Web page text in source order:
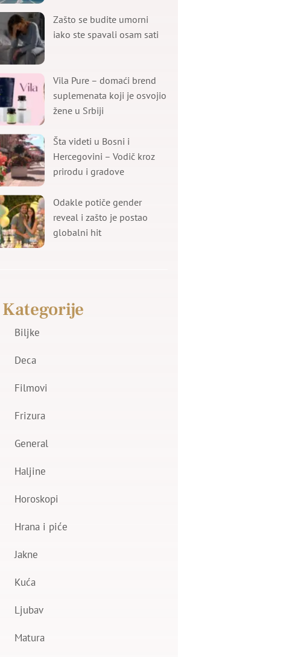
Zašto se budite umorni
iako ste spavali osam sati
Vila Pure – domaći brend
suplemenata koji je osvojio
žene u Srbiji
Šta videti u Bosni i
Hercegovini – Vodič kroz
prirodu i gradove
Odakle potiče gender
reveal i zašto je postao
globalni hit
Kategorije
Biljke
Deca
Filmovi
Frizura
General
Haljine
Horoskopi
Hrana i piće
Jakne
Kuća
Ljubav
Matura